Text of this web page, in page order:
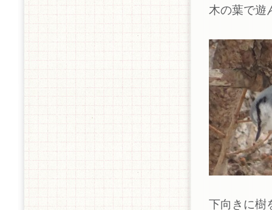
木の葉で遊
下向きに樹